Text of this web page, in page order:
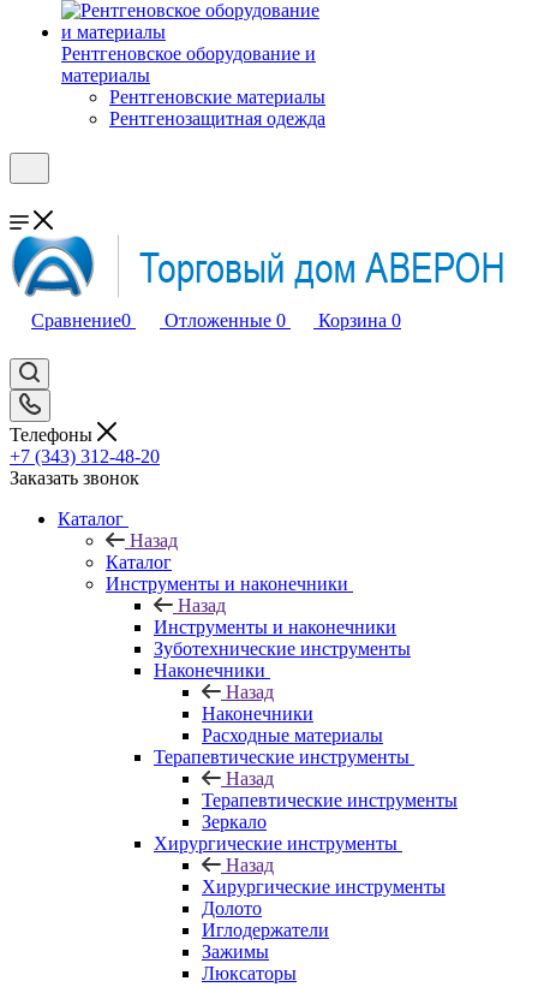
Рентгеновское оборудование и
материалы
Рентгеновские материалы
Рентгенозащитная одежда
Сравнение0 Отложенные 0 Корзина 0
Телефоны
+7 (343) 312-48-20
Заказать звонок
Каталог
Назад
Каталог
Инструменты и наконечники
Назад
Инструменты и наконечники
Зуботехнические инструменты
Наконечники
Назад
Наконечники
Расходные материалы
Терапевтические инструменты
Назад
Терапевтические инструменты
Зеркало
Хирургические инструменты
Назад
Хирургические инструменты
Долото
Иглодержатели
Зажимы
Люксаторы